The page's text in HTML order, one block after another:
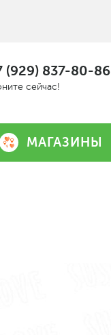
(929) 837-80-86
сейчас!
МАГАЗИНЫ